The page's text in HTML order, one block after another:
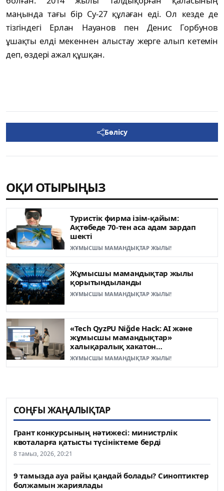
маңында тағы бір Су-27 құлаған еді. Ол кезде де
тізгіндегі Ерлан Науанов пен Денис Горбунов
ұшақты елді мекеннен алыстау жерге алып кетемін
деп, өздері ажал құшқан.
Бөлісу
ОҚИ ОТЫРЫҢЫЗ
Туристік фирма ізім-қайым:
Ақтөбеде 70-тен аса адам зардап
шекті
ЖҰМЫСШЫ МАМАНДЫҚТАР ЖЫЛЫ!
Жұмысшы мамандықтар жылы
қорытындыланды
ЖҰМЫСШЫ МАМАНДЫҚТАР ЖЫЛЫ!
«Tech QyzPU Niğde Hack: AI және
жұмысшы мамандықтар»
халықаралық хакатон
жеңімпаздары анықталды
ЖҰМЫСШЫ МАМАНДЫҚТАР ЖЫЛЫ!
СОҢҒЫ ЖАҢАЛЫҚТАР
Грант конкурсының нәтижесі: министрлік
квоталарға қатысты түсініктеме берді
8 тамыз, 2026, 20:21
9 тамызда ауа райы қандай болады? Синоптиктер
болжамын жариялады